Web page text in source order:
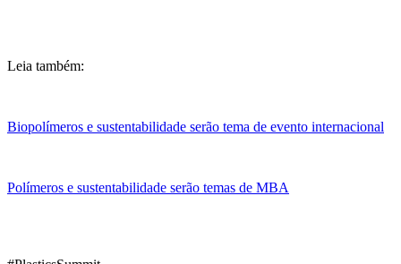
Leia também:
Biopolímeros e sustentabilidade serão tema de evento internacional
Polímeros e sustentabilidade serão temas de MBA